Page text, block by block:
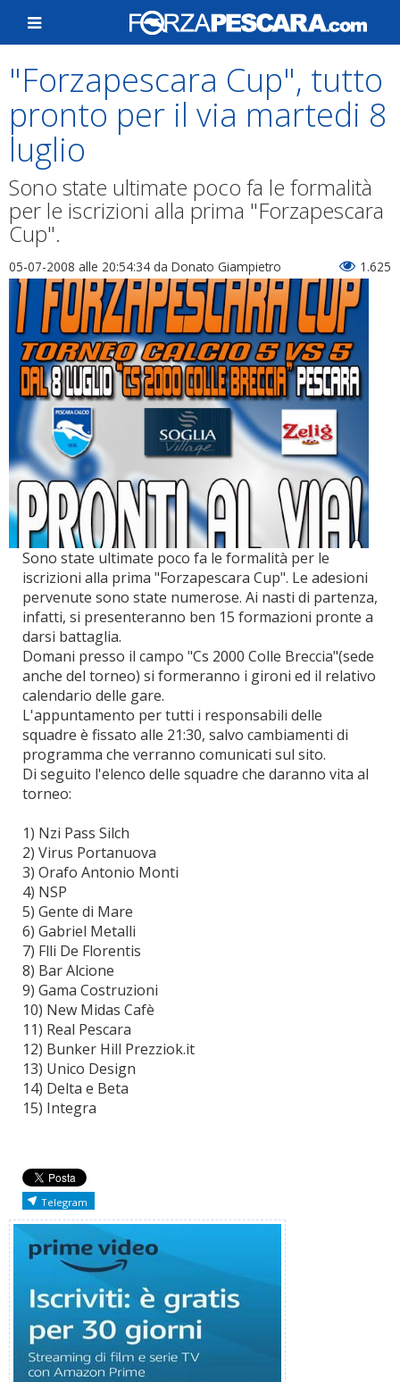
"Forzapescara Cup", tutto
pronto per il via martedi 8
luglio
Sono state ultimate poco fa le formalità
per le iscrizioni alla prima "Forzapescara
Cup".
05-07-2008 alle 20:54:34 da Donato Giampietro 1.625
Sono state ultimate poco fa le formalità per le
iscrizioni alla prima "Forzapescara Cup". Le adesioni
pervenute sono state numerose. Ai nasti di partenza,
infatti, si presenteranno ben 15 formazioni pronte a
darsi battaglia.
Domani presso il campo "Cs 2000 Colle Breccia"(sede
anche del torneo) si formeranno i gironi ed il relativo
calendario delle gare.
L'appuntamento per tutti i responsabili delle
squadre è fissato alle 21:30, salvo cambiamenti di
programma che verranno comunicati sul sito.
Di seguito l'elenco delle squadre che daranno vita al
torneo:
1) Nzi Pass Silch
2) Virus Portanuova
3) Orafo Antonio Monti
4) NSP
5) Gente di Mare
6) Gabriel Metalli
7) Flli De Florentis
8) Bar Alcione
9) Gama Costruzioni
10) New Midas Cafè
11) Real Pescara
12) Bunker Hill Prezziok.it
13) Unico Design
14) Delta e Beta
15) Integra
Telegram